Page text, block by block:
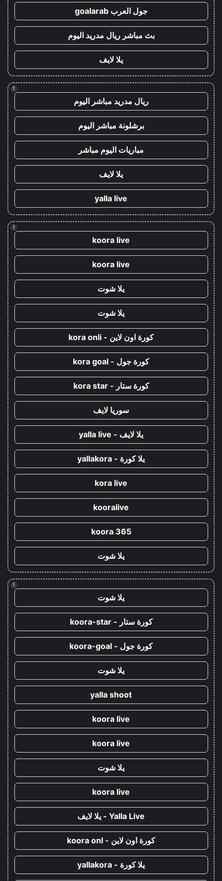
جول العرب goalarab
بث مباشر ريال مدريد اليوم
يلا لايف
!
ريال مدريد مباشر اليوم
برشلونة مباشر اليوم
مباريات اليوم مباشر
يلا لايف
yalla live
!
koora live
koora live
يلا شوت
يلا شوت
كورة اون لاين - kora onli
كورة جول - kora goal
كورة ستار - kora star
سوريا لايف
يلا لايف - yalla live
يلا كورة - yallakora
kora live
kooralive
koora 365
يلا شوت
!
يلا شوت
كورة ستار - koora-star
كورة جول - koora-goal
يلا شوت
yalla shoot
koora live
koora live
يلا شوت
koora live
Yalla Live - يلا لايف
كورة اون لاين - koora onl
يلا كورة - yallakora